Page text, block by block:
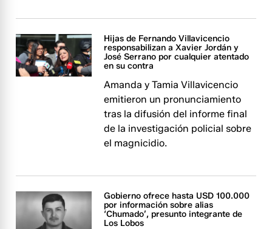
Hijas de Fernando Villavicencio
responsabilizan a Xavier Jordán y
José Serrano por cualquier atentado
en su contra
Amanda y Tamia Villavicencio
emitieron un pronunciamiento
tras la difusión del informe final
de la investigación policial sobre
el magnicidio.
Gobierno ofrece hasta USD 100.000
por información sobre alias
‘Chumado’, presunto integrante de
Los Lobos